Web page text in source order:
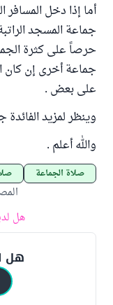
أما إذا دخل
جماعة المسجد
حرصاً على كثرة
جماعة أخرى إن
على بعض .
وينظر لمزيد
والله أعلم .
صلاة الجماعة
هل
هل